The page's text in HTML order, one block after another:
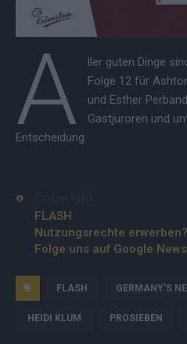
A
ller guten Dinge
Folge 12 für
und Esther
Gastjuroren und
Entscheidung.
FLASH
Nutzungsrechte erwerben?
Folge uns auf Google News
FLASH GERMANY'S
HEIDI KLUM PROSIEBEN